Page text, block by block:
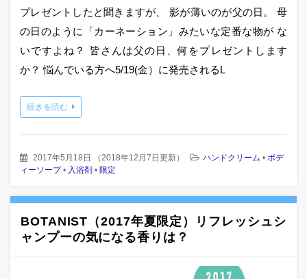
プレゼントしたと聞きますが、 影が薄いのが父の日。 母
の日のように「カーネーション」みたいな定番な物が な
いですよね？ 皆さんは父の日、何をプレゼントします
か？ 悩んでいる方へ5/19(金）に発売されるL
続きを読む
2017年5月18日 （2018年12月7日更新） ハンドクリーム • ボデ
ィーソープ• 入浴剤 • 限定
BOTANIST（2017年夏限定）リフレッシュシ
ャンプーの気になる香りは？